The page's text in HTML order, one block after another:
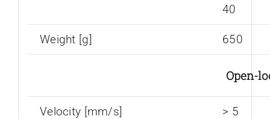
40
Weight [g] 650
Open-
Velocity [mm/s] > 5